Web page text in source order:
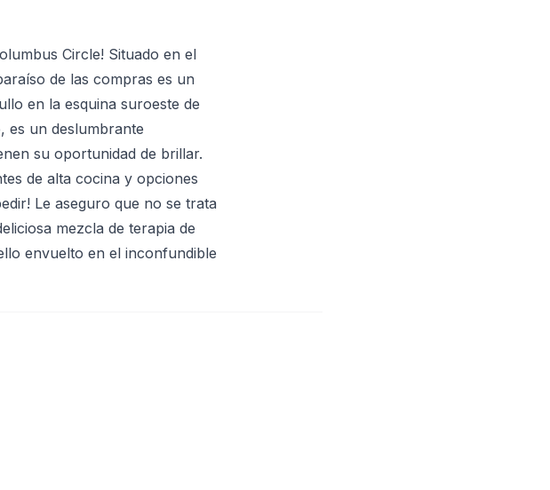
Circle! Situado en el
de las compras es un
en la esquina suroeste de
es un deslumbrante
su oportunidad de brillar.
de alta cocina y opciones
Le aseguro que no se trata
mezcla de terapia de
envuelto en el inconfundible